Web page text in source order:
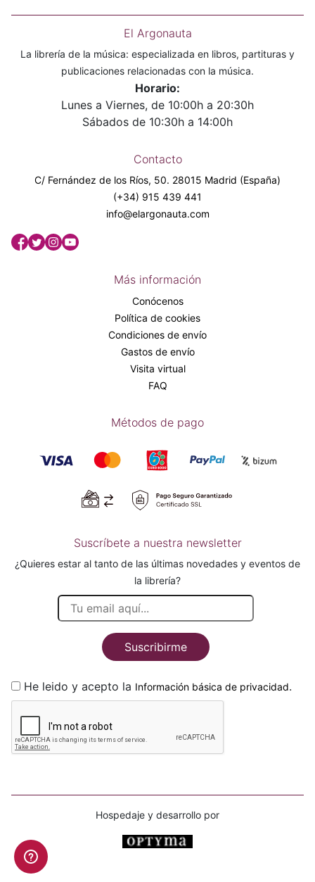
El Argonauta
La librería de la música: especializada en libros, partituras y
publicaciones relacionadas con la música.
Horario:
Lunes a Viernes, de 10:00h a 20:30h
Sábados de 10:30h a 14:00h
Contacto
C/ Fernández de los Ríos, 50. 28015 Madrid (España)
(+34) 915 439 441
info@elargonauta.com
Más información
Conócenos
Política de cookies
Condiciones de envío
Gastos de envío
Visita virtual
FAQ
Métodos de pago
Suscríbete a nuestra newsletter
¿Quieres estar al tanto de las últimas novedades y eventos de
la librería?
Suscribirme
He leido y acepto la Información básica de privacidad.
Hospedaje y desarrollo por